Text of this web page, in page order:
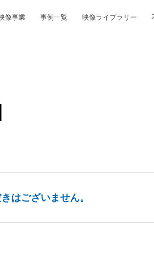
像事業 事例一覧 映像ライブラリー
はございません。